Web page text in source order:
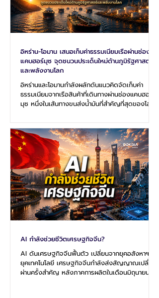
อิหร่าน-โอมาน เสนอเก็บค่าธรรมเนียมเรือผ่านช่อง
แคบฮอร์มุซ จุดชนวนประเด็นใหม่ด้านภูมิรัฐศาสตร์
และพลังงานโลก
อิหร่านและโอมานกำลังผลักดันแนวคิดจัดเก็บค่า
ธรรมเนียมจากเรือสินค้าที่เดินทางผ่านช่องแคบฮอร์
มุซ หนึ่งในเส้นทางขนส่งน้ำมันที่สำคัญที่สุดของโลก
นำไปสนับสนุนความปลอดภัยและการบริหารจัดการ
เส้นทางเดินเรือ ขณะที่อิหร่านต้องการให้มีการจัดเก็บ
ในลักษณะบังคับ ซึ่งสะท้อนความพยายามในการเพิ่ม
บทบาทและอำนาจเหนือช่องแคบแห่งนี้ ข้อเสนอดัง
กล่าวได้รับการจับตาอย่างใกล้ชิดจากสหรัฐฯ และชาติ
ตะวันตก เนื่องจากมองว่าช่องแคบฮอร์มุซเป็นเส้น
ทางเดินเรือสากลที่ท
AI กำลังช่วยชีวิตเศรษฐกิจจีน?
AI ดันเศรษฐกิจจีนฟื้นตัว เปลี่ยนจากยุคอสังหาฯ สู่
ยุคเทคโนโลยี เศรษฐกิจจีนกำลังส่งสัญญาณเปลี่ยน
ผ่านครั้งสำคัญ หลังภาคการผลิตในเดือนมิถุนายน